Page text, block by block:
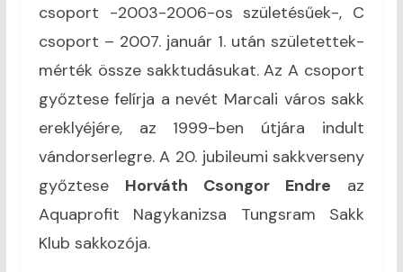
csoport -2003-2006-os születésűek-, C
csoport – 2007. január 1. után születettek-
mérték össze sakktudásukat. Az A csoport
győztese felírja a nevét Marcali város sakk
ereklyéjére, az 1999-ben útjára indult
vándorserlegre. A 20. jubileumi sakkverseny
győztese Horváth Csongor Endre az
Aquaprofit Nagykanizsa Tungsram Sakk
Klub sakkozója.